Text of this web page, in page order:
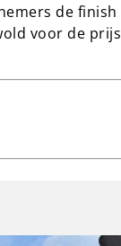
de
voor de